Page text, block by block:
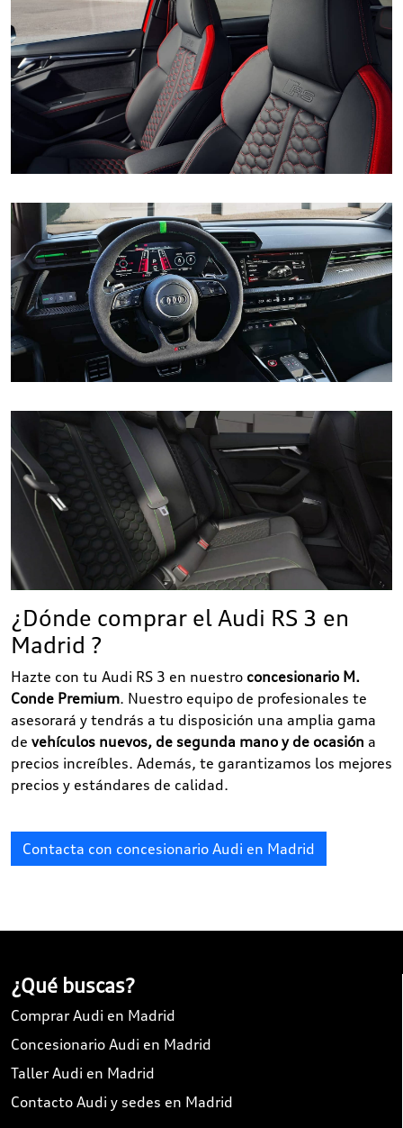
¿Dónde comprar el Audi RS 3 en
Madrid ?
Hazte con tu Audi RS 3 en nuestro concesionario M.
Conde Premium. Nuestro equipo de profesionales te
asesorará y tendrás a tu disposición una amplia gama
de vehículos nuevos, de segunda mano y de ocasión a
precios increíbles. Además, te garantizamos los mejores
precios y estándares de calidad.
Contacta con concesionario Audi en Madrid
¿Qué buscas?
Comprar Audi en Madrid
Concesionario Audi en Madrid
Taller Audi en Madrid
Contacto Audi y sedes en Madrid